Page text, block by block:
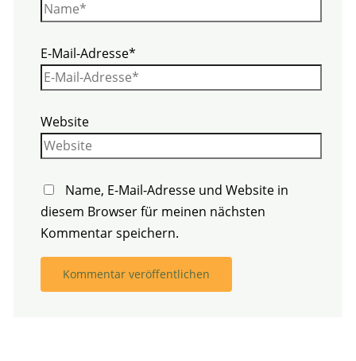
E-Mail-Adresse*
Website
Name, E-Mail-Adresse und Website in
diesem Browser für meinen nächsten
Kommentar speichern.